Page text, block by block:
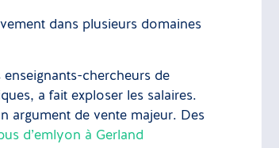
dans plusieurs domaines
chercheurs de
a fait exploser les salaires.
argument de vente majeur. Des
d’emlyon à Gerland